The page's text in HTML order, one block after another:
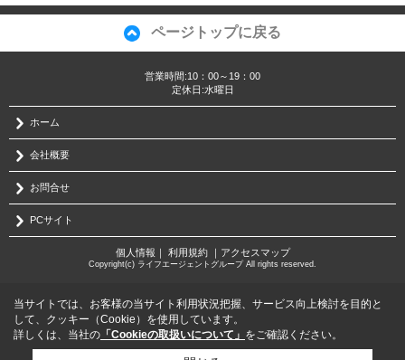
ページトップに戻る
営業時間:10：00～19：00
定休日:水曜日
ホーム
会社概要
お問合せ
PCサイト
個人情報 利用規約｜ アクセスマップ
Copyright(c) ライフエージェントグループ All rights reserved.
当サイトでは、お客様の当サイト利用状況把握、サービス向上検討を目的と
して、クッキー（Cookie）を使用しています。
詳しくは、当社の 「Cookieの取扱いについて」 をご確認ください。